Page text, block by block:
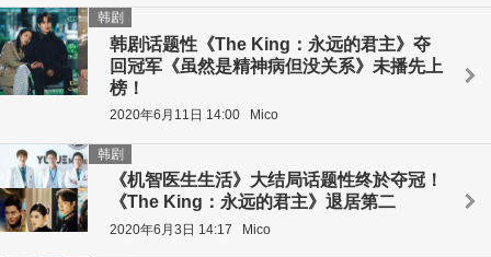
韩剧话题性《The King：永远的君主》夺
回冠军《虽然是精神病但没关系》未播先上
榜！
韩剧
2020年6月11日 14:00 Mico
《机智医生生活》大结局话题性终於夺冠！
《The King：永远的君主》退居第二
韩剧
2020年6月3日 14:17 Mico